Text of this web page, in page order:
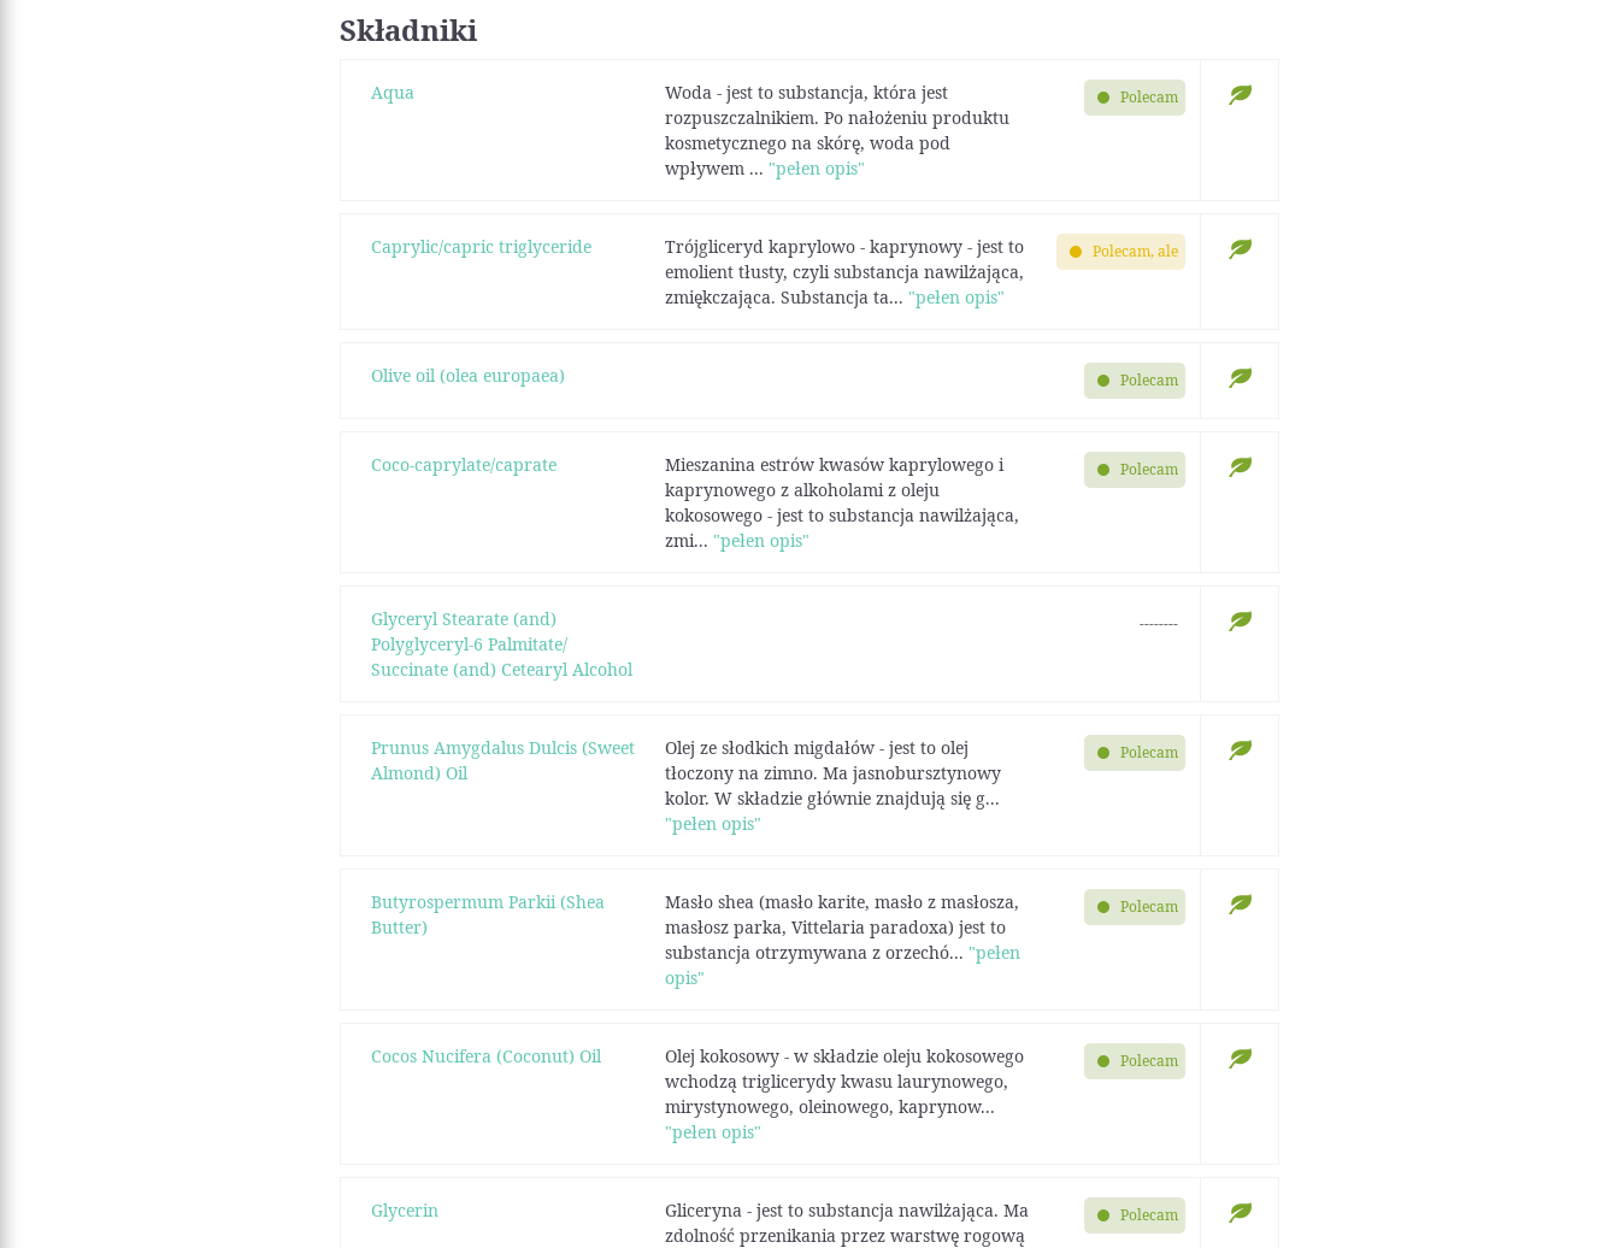
Składniki
Aqua
Woda - jest to substancja, która jest
rozpuszczalnikiem. Po nałożeniu produktu
kosmetycznego na skórę, woda pod
wpływem ... "pełen opis"
Polecam
Caprylic/capric triglyceride
Trójgliceryd kaprylowo - kaprynowy - jest to
emolient tłusty, czyli substancja nawilżająca,
zmiękczająca. Substancja ta... "pełen opis"
Polecam, ale
Olive oil (olea europaea) Polecam
Coco-caprylate/caprate
Mieszanina estrów kwasów kaprylowego i
kaprynowego z alkoholami z oleju
kokosowego - jest to substancja nawilżająca,
zmi... "pełen opis"
Polecam
Glyceryl Stearate (and)
Polyglyceryl-6 Palmitate/
Succinate (and) Cetearyl Alcohol
--------
Prunus Amygdalus Dulcis (Sweet
Almond) Oil
Olej ze słodkich migdałów - jest to olej
tłoczony na zimno. Ma jasnobursztynowy
kolor. W składzie głównie znajdują się g...
"pełen opis"
Polecam
Butyrospermum Parkii (Shea
Butter)
Masło shea (masło karite, masło z masłosza,
masłosz parka, Vittelaria paradoxa) jest to
substancja otrzymywana z orzechó... "pełen
opis"
Polecam
Cocos Nucifera (Coconut) Oil
Olej kokosowy - w składzie oleju kokosowego
wchodzą triglicerydy kwasu laurynowego,
mirystynowego, oleinowego, kaprynow...
"pełen opis"
Polecam
Glycerin
Gliceryna - jest to substancja nawilżająca. Ma
zdolność przenikania przez warstwę rogową
Polecam